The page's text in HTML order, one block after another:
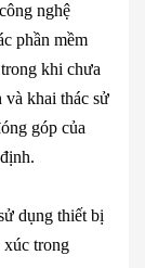
nghệ
phần mềm
khi chưa
và khai thác sử
góp của
dụng thiết bị
xúc trong